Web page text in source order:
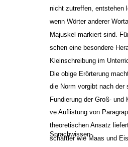
nicht zutreffen, entstehen
wenn Wörter anderer
Majuskel markiert sind.
schen eine besondere
Kleinschreibung im
Die obige Erörterung
die Norm vorgibt nach
Fundierung der Groß-
ve Auflistung von
theoretischen Ansatz
Sprachwissen-
schaftler wie Maas und